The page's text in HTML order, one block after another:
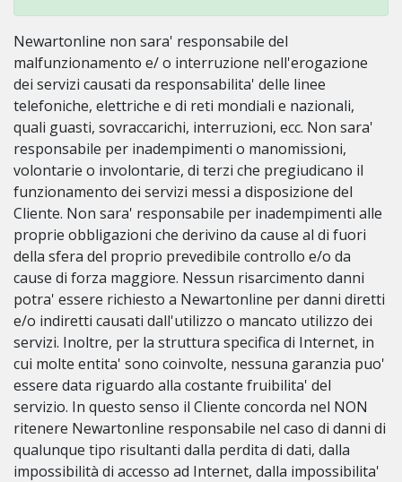
Newartonline non sara' responsabile del
malfunzionamento e/ o interruzione nell'erogazione
dei servizi causati da responsabilita' delle linee
telefoniche, elettriche e di reti mondiali e nazionali,
quali guasti, sovraccarichi, interruzioni, ecc. Non sara'
responsabile per inadempimenti o manomissioni,
volontarie o involontarie, di terzi che pregiudicano il
funzionamento dei servizi messi a disposizione del
Cliente. Non sara' responsabile per inadempimenti alle
proprie obbligazioni che derivino da cause al di fuori
della sfera del proprio prevedibile controllo e/o da
cause di forza maggiore. Nessun risarcimento danni
potra' essere richiesto a Newartonline per danni diretti
e/o indiretti causati dall'utilizzo o mancato utilizzo dei
servizi. Inoltre, per la struttura specifica di Internet, in
cui molte entita' sono coinvolte, nessuna garanzia puo'
essere data riguardo alla costante fruibilita' del
servizio. In questo senso il Cliente concorda nel NON
ritenere Newartonline responsabile nel caso di danni di
qualunque tipo risultanti dalla perdita di dati, dalla
impossibilità di accesso ad Internet, dalla impossibilita'